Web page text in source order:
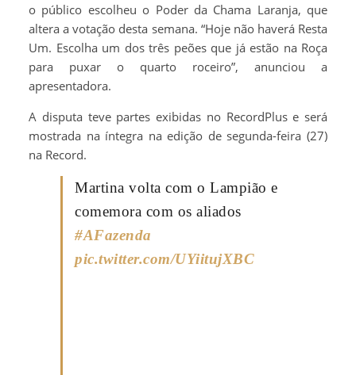
o público escolheu o Poder da Chama Laranja, que
altera a votação desta semana. “Hoje não haverá Resta
Um. Escolha um dos três peões que já estão na Roça
para puxar o quarto roceiro”, anunciou a
apresentadora.
A disputa teve partes exibidas no RecordPlus e será
mostrada na íntegra na edição de segunda-feira (27)
na Record.
Martina volta com o Lampião e
comemora com os aliados
#AFazenda
pic.twitter.com/UYiitujXBC